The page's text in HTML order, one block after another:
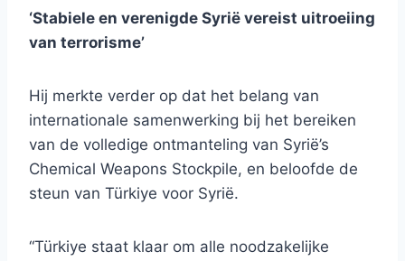
‘Stabiele en verenigde Syrië vereist uitroeiing
van terrorisme’
Hij merkte verder op dat het belang van
internationale samenwerking bij het bereiken
van de volledige ontmanteling van Syrië’s
Chemical Weapons Stockpile, en beloofde de
steun van Türkiye voor Syrië.
“Türkiye staat klaar om alle noodzakelijke